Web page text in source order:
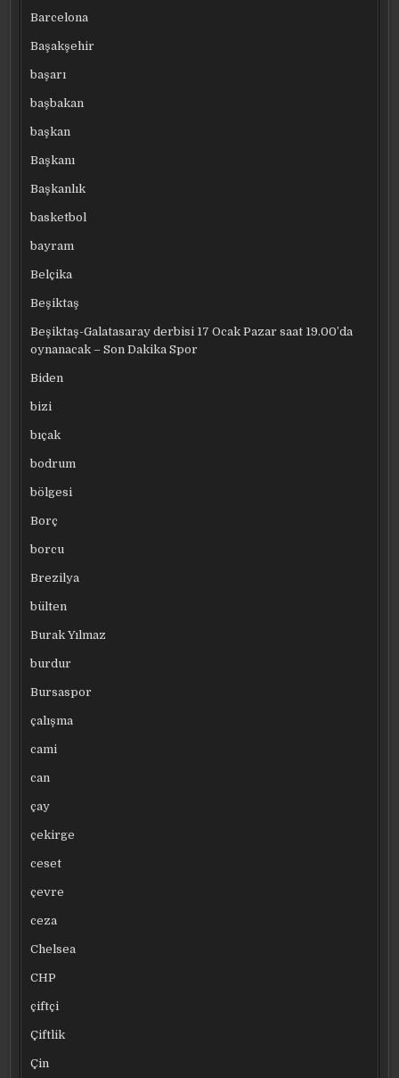
Barcelona
Başakşehir
başarı
başbakan
başkan
Başkanı
Başkanlık
basketbol
bayram
Belçika
Beşiktaş
Beşiktaş-Galatasaray derbisi 17 Ocak Pazar saat 19.00’da
oynanacak – Son Dakika Spor
Biden
bizi
bıçak
bodrum
bölgesi
Borç
borcu
Brezilya
bülten
Burak Yılmaz
burdur
Bursaspor
çalışma
cami
can
çay
çekirge
ceset
çevre
ceza
Chelsea
CHP
çiftçi
Çiftlik
Çin